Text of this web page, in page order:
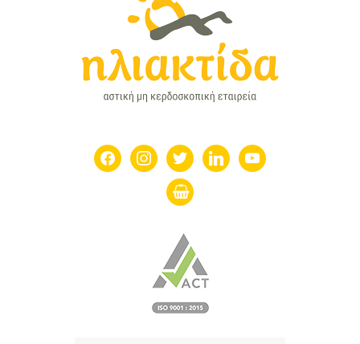
facebookinstagramtwitter linkedin youtube
shopping-
basket